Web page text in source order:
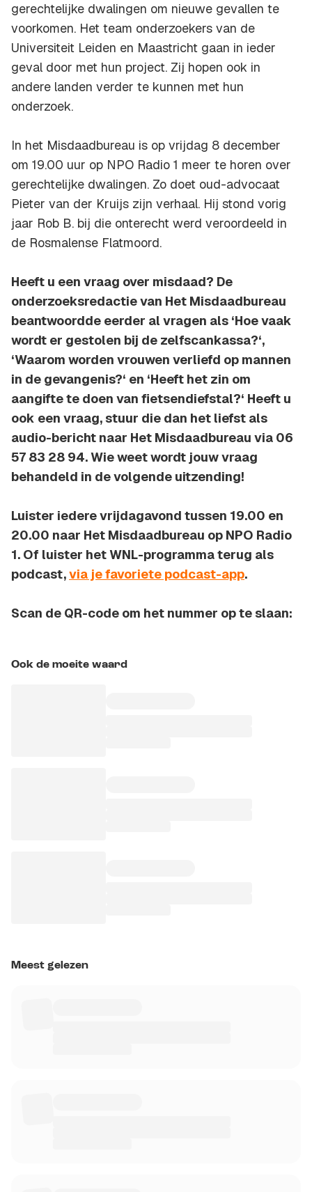
gerechtelijke dwalingen om nieuwe gevallen te
voorkomen. Het team onderzoekers van de
Universiteit Leiden en Maastricht gaan in ieder
geval door met hun project. Zij hopen ook in
andere landen verder te kunnen met hun
onderzoek.
In het Misdaadbureau is op vrijdag 8 december
om 19.00 uur op NPO Radio 1 meer te horen over
gerechtelijke dwalingen. Zo doet oud-advocaat
Pieter van der Kruijs zijn verhaal. Hij stond vorig
jaar Rob B. bij die onterecht werd veroordeeld in
de Rosmalense Flatmoord.
Heeft u een vraag over misdaad? De
onderzoeksredactie van Het Misdaadbureau
beantwoordde eerder al vragen als ‘Hoe vaak
wordt er gestolen bij de zelfscankassa?‘,
‘Waarom worden vrouwen verliefd op mannen
in de gevangenis?‘ en ‘Heeft het zin om
aangifte te doen van fietsendiefstal?‘ Heeft u
ook een vraag, stuur die dan het liefst als
audio-bericht naar Het Misdaadbureau via 06
57 83 28 94. Wie weet wordt jouw vraag
behandeld in de volgende uitzending!
Luister iedere vrijdagavond tussen 19.00 en
20.00 naar Het Misdaadbureau op NPO Radio
1. Of luister het WNL-programma terug als
podcast,via je favoriete podcast-app.
Scan de QR-code om het nummer op te slaan:
Ook de moeite waard
Meest gelezen